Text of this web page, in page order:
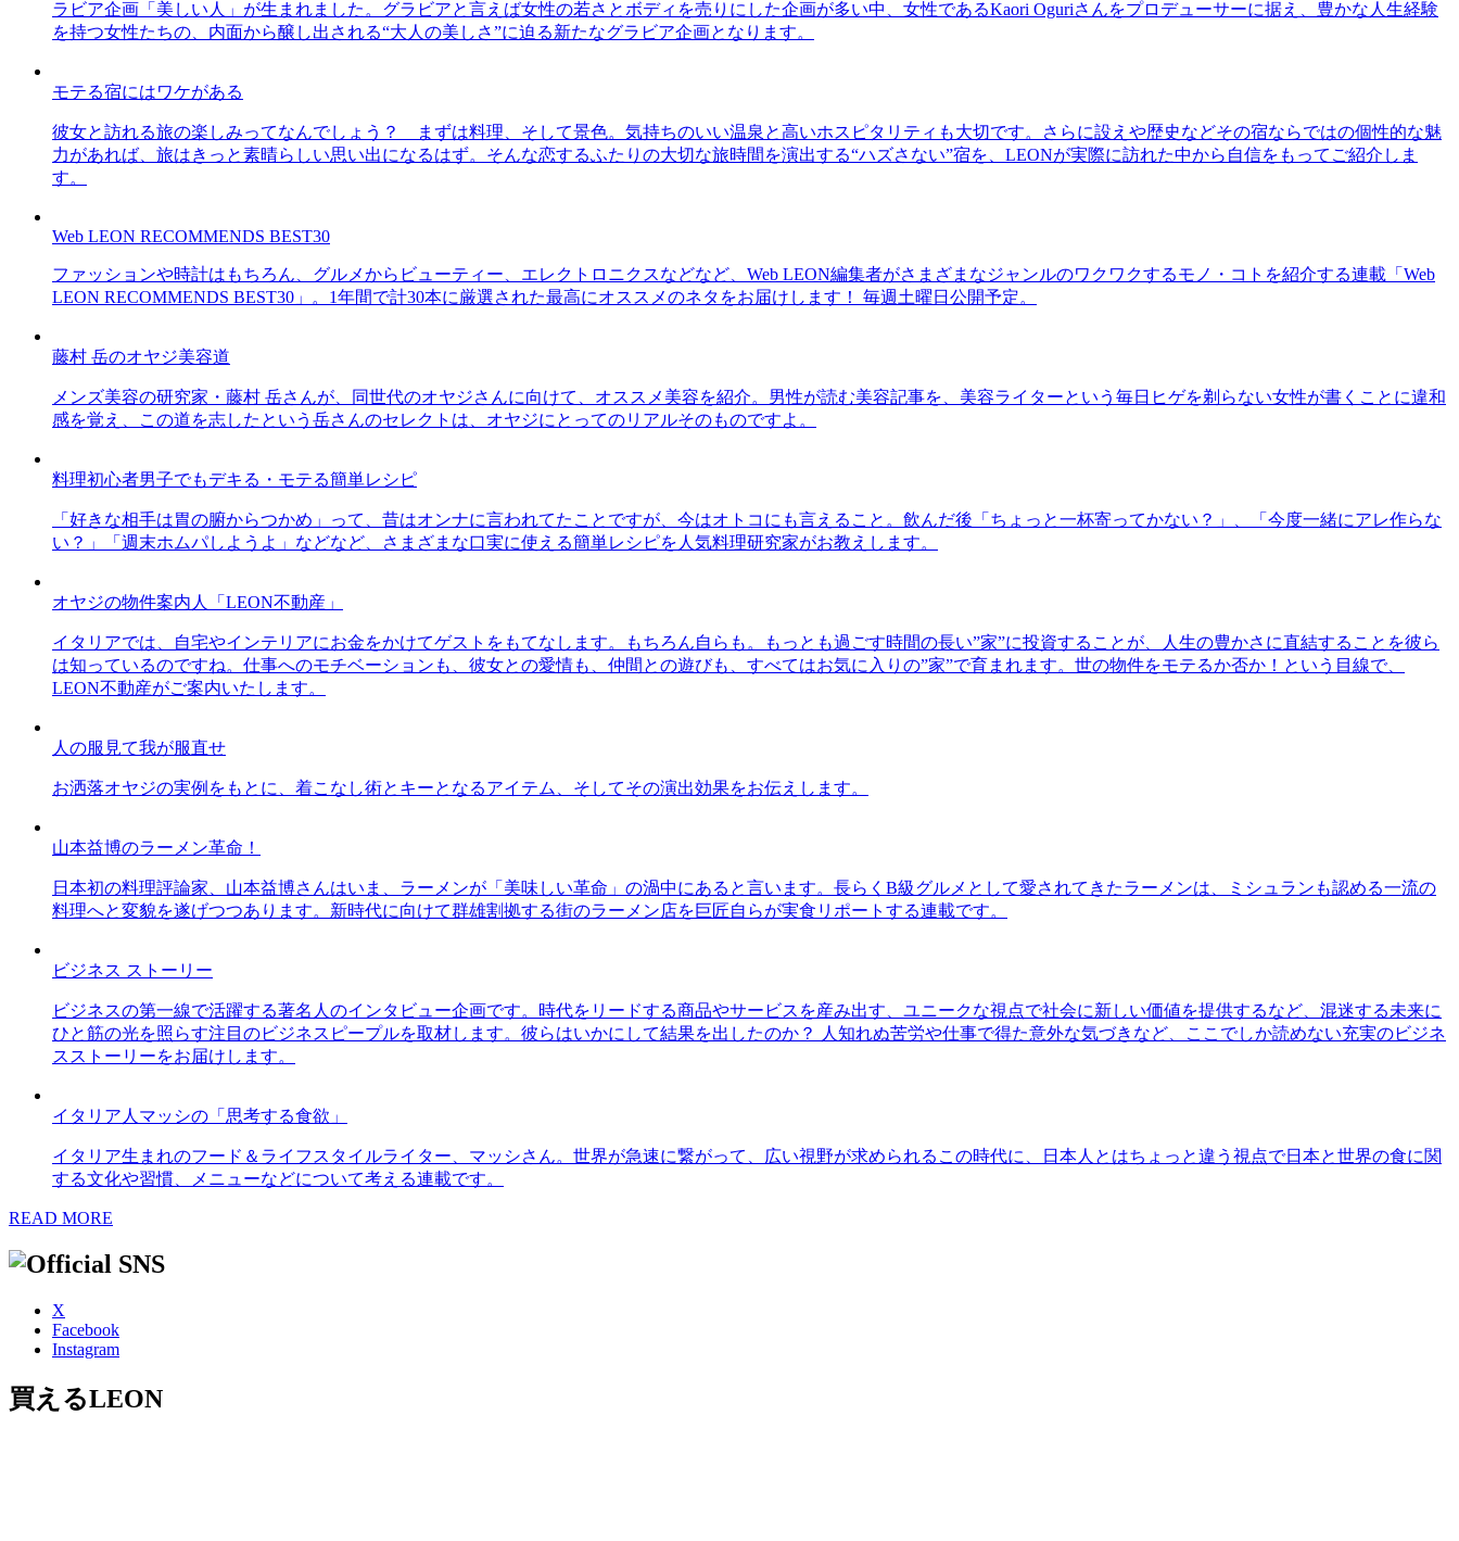
ラビア企画「美しい人」が生まれました。グラビアと言えば女性の若さとボディを売りにした企画が多い中、女性であるKaori Oguriさんをプロデューサーに据え、豊かな人生経験
を持つ女性たちの、内面から醸し出される“大人の美しさ”に迫る新たなグラビア企画となります。
モテる宿にはワケがある
彼女と訪れる旅の楽しみってなんでしょう？ まずは料理、そして景色。気持ちのいい温泉と高いホスピタリティも大切です。さらに設えや歴史などその宿ならではの個性的な魅
力があれば、旅はきっと素晴らしい思い出になるはず。そんな恋するふたりの大切な旅時間を演出する“ハズさない”宿を、LEONが実際に訪れた中から自信をもってご紹介しま
す。
Web LEON RECOMMENDS BEST30
ファッションや時計はもちろん、グルメからビューティー、エレクトロニクスなどなど、Web LEON編集者がさまざまなジャンルのワクワクするモノ・コトを紹介する連載「Web
LEON RECOMMENDS BEST30」。1年間で計30本に厳選された最高にオススメのネタをお届けします！ 毎週土曜日公開予定。
藤村 岳のオヤジ美容道
メンズ美容の研究家・藤村 岳さんが、同世代のオヤジさんに向けて、オススメ美容を紹介。男性が読む美容記事を、美容ライターという毎日ヒゲを剃らない女性が書くことに違和
感を覚え、この道を志したという岳さんのセレクトは、オヤジにとってのリアルそのものですよ。
料理初心者男子でもデキる・モテる簡単レシピ
「好きな相手は胃の腑からつかめ」って、昔はオンナに言われてたことですが、今はオトコにも言えること。飲んだ後「ちょっと一杯寄ってかない？」、「今度一緒にアレ作らな
い？」「週末ホムパしようよ」などなど、さまざまな口実に使える簡単レシピを人気料理研究家がお教えします。
オヤジの物件案内人「LEON不動産」
イタリアでは、自宅やインテリアにお金をかけてゲストをもてなします。もちろん自らも。もっとも過ごす時間の長い”家”に投資することが、人生の豊かさに直結することを彼ら
は知っているのですね。仕事へのモチベーションも、彼女との愛情も、仲間との遊びも、すべてはお気に入りの”家”で育まれます。世の物件をモテるか否か！という目線で、
LEON不動産がご案内いたします。
人の服見て我が服直せ
お洒落オヤジの実例をもとに、着こなし術とキーとなるアイテム、そしてその演出効果をお伝えします。
山本益博のラーメン革命！
日本初の料理評論家、山本益博さんはいま、ラーメンが「美味しい革命」の渦中にあると言います。長らくB級グルメとして愛されてきたラーメンは、ミシュランも認める一流の
料理へと変貌を遂げつつあります。新時代に向けて群雄割拠する街のラーメン店を巨匠自らが実食リポートする連載です。
ビジネス ストーリー
ビジネスの第一線で活躍する著名人のインタビュー企画です。時代をリードする商品やサービスを産み出す、ユニークな視点で社会に新しい価値を提供するなど、混迷する未来に
ひと筋の光を照らす注目のビジネスピープルを取材します。彼らはいかにして結果を出したのか？ 人知れぬ苦労や仕事で得た意外な気づきなど、ここでしか読めない充実のビジネ
スストーリーをお届けします。
イタリア人マッシの「思考する食欲」
イタリア生まれのフード＆ライフスタイルライター、マッシさん。世界が急速に繋がって、広い視野が求められるこの時代に、日本人とはちょっと違う視点で日本と世界の食に関
する文化や習慣、メニューなどについて考える連載です。
READ MORE
X
Facebook
Instagram
買えるLEON